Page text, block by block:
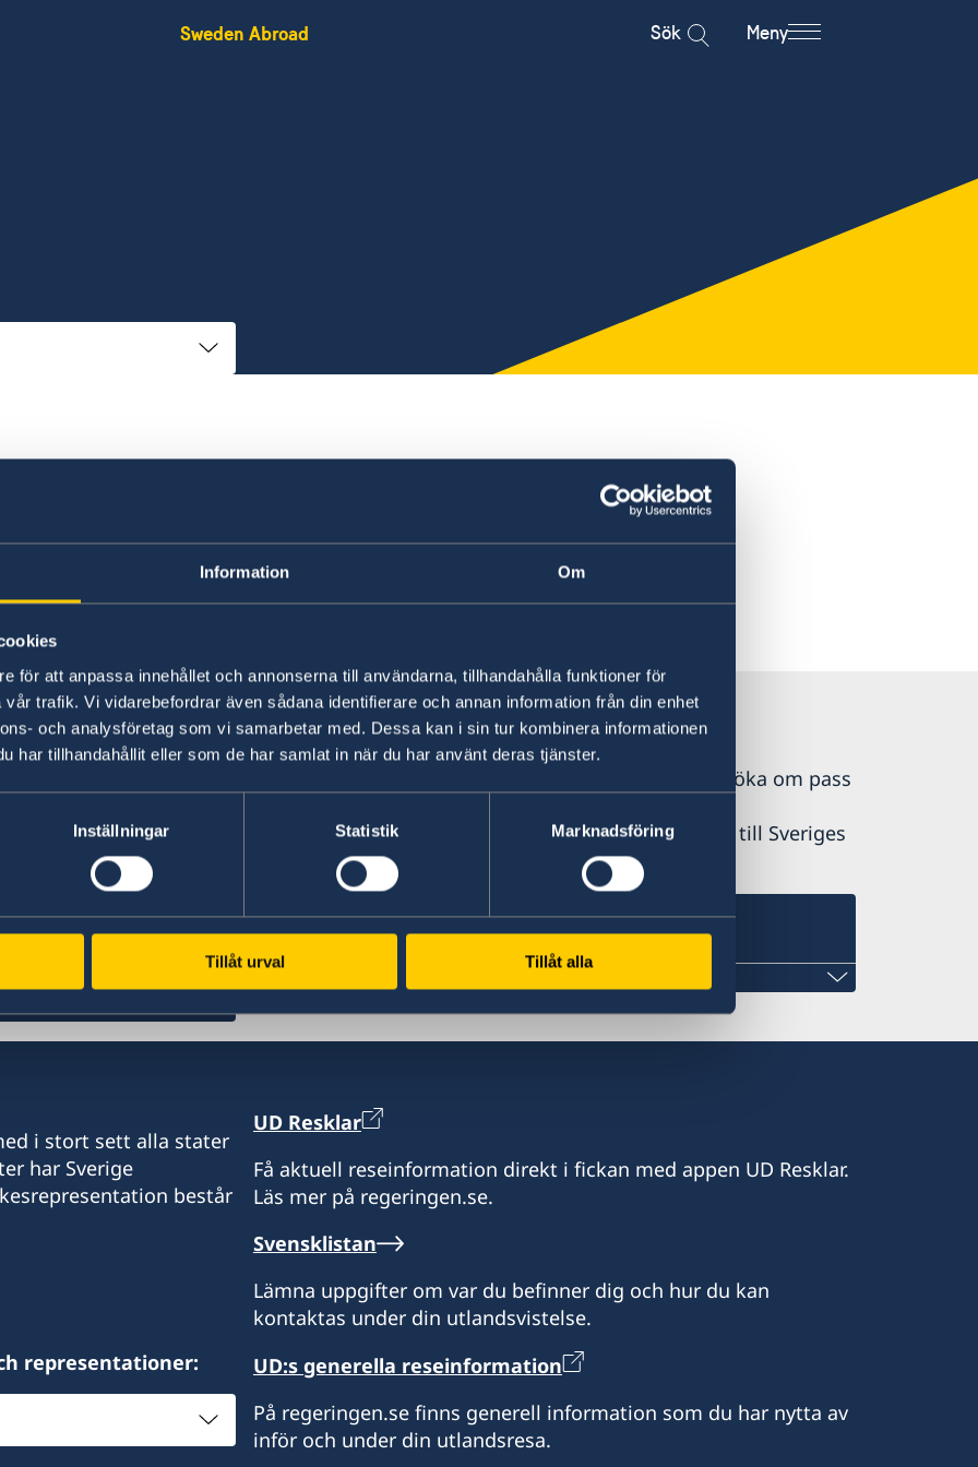
Information Om
för att anpassa innehållet och annonserna till användarna, tillhandahålla funktioner för
trafik. Vi vidarebefordrar även sådana identifierare och annan information från din enhet
och analysföretag som vi samarbetar med. Dessa kan i sin tur kombinera informationen
har tillhandahållit eller som de har samlat in när du har använt deras tjänster.
Inställningar Statistik Marknadsföring
Tillåt urval Tillåt alla
Sweden Abroad Sök Meny
möjligheter att hjälpa svenska medborgare. Det är inte möjligt att ansöka om pass
ärenden (pass, ID-kort, folkbokföring m.m.) i första hand ska vända dig till Sveriges
Svenska konsulat
Telefon konsulatet:
E-mail assistent:
E-mail honorärkonsul:
yescalona@visserpharma.com
Adress:
Italiëstraat 24
Honorärkonsul: Yvonne H.M. Escalona
i stort sett alla stater
har Sverige
består
representationer:
UD Resklar
Få aktuell reseinformation direkt i fickan med appen UD Resklar.
Läs mer på regeringen.se.
Svensklistan
Lämna uppgifter om var du befinner dig och hur du kan
kontaktas under din utlandsvistelse.
UD:s generella reseinformation
På regeringen.se finns generell information som du har nytta av
inför och under din utlandsresa.